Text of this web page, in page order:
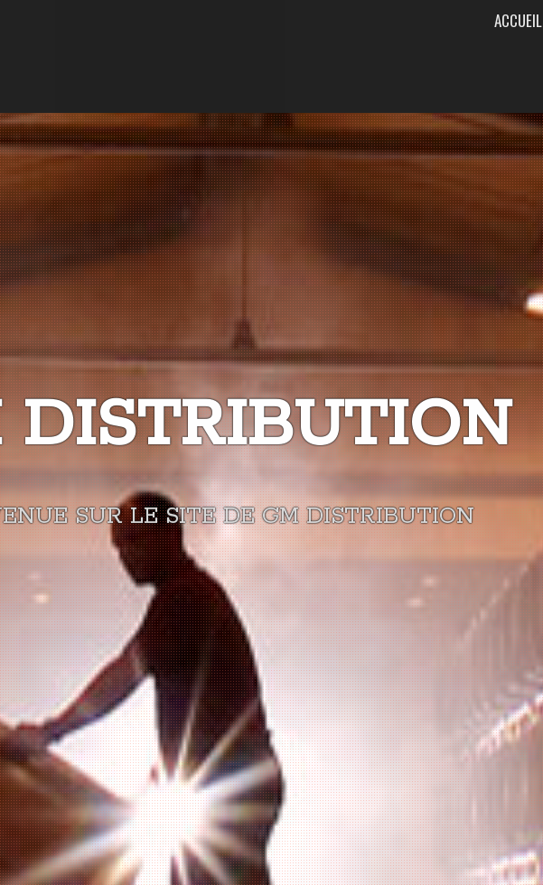
ACCUEIL
DISTRIBUTION
SUR LE SITE DE GM DISTRIBUTION